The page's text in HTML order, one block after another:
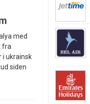
med
fra
i ukrainsk
siden